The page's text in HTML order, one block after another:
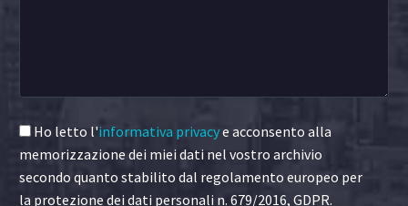
Ho letto l'informativa privacye acconsento alla
memorizzazione dei miei dati nel vostro archivio
secondo quanto stabilito dal regolamento europeo per
la protezione dei dati personali n. 679/2016, GDPR.